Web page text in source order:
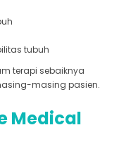
tubuh
terapi sebaiknya
masing pasien.
Medical